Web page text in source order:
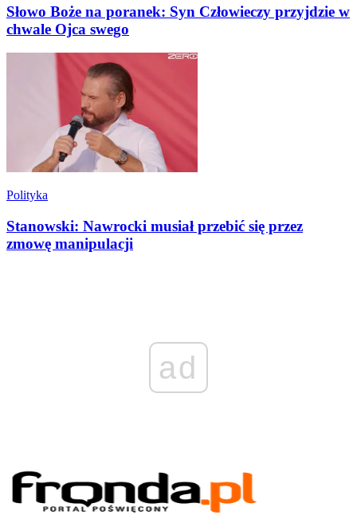
Słowo Boże na poranek: Syn Człowieczy przyjdzie w
chwale Ojca swego
Polityka
Stanowski: Nawrocki musiał przebić się przez
zmowę manipulacji
ad